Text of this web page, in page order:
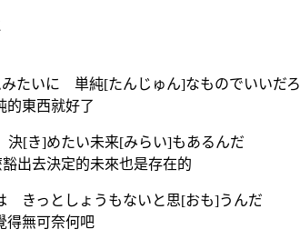
たいに 単純[たんじゅん]なものでいいだろ
的東西就好了
[き]めたい未来[みらい]もあるんだ
出去決定的未來也是存在的
きっとしょうもないと思[おも]うんだ
得無可奈何吧